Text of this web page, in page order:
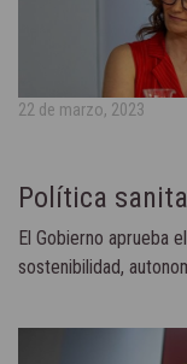
22 de marzo, 2023
Política
El Gobierno aprueba
sostenibilidad,